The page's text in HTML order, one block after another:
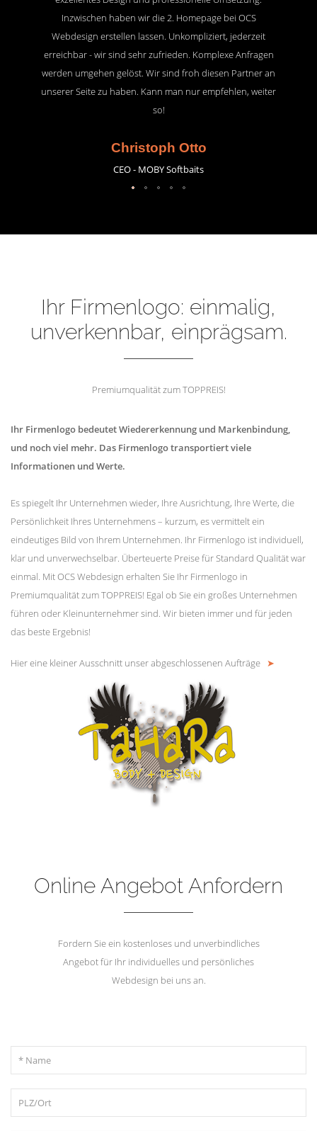
Inzwischen haben wir die 2. Homepage bei OCS
Webdesign erstellen lassen. Unkompliziert, jederzeit
erreichbar - wir sind sehr zufrieden. Komplexe Anfragen
werden umgehen gelöst. Wir sind froh diesen Partner an
unserer Seite zu haben. Kann man nur empfehlen, weiter
so!
Christoph Otto
CEO - MOBY Softbaits
Ihr Firmenlogo: einmalig,
unverkennbar, einprägsam.
Premiumqualität zum TOPPREIS!
Ihr Firmenlogo bedeutet Wiedererkennung und Markenbindung,
und noch viel mehr. Das Firmenlogo transportiert viele
Informationen und Werte.
Es spiegelt Ihr Unternehmen wieder, Ihre Ausrichtung, Ihre Werte, die
Persönlichkeit Ihres Unternehmens – kurzum, es vermittelt ein
eindeutiges Bild von Ihrem Unternehmen. Ihr Firmenlogo ist individuell,
klar und unverwechselbar. Überteuerte Preise für Standard Qualität war
einmal. Mit OCS Webdesign erhalten Sie Ihr Firmenlogo in
Premiumqualität zum TOPPREIS! Egal ob Sie ein großes Unternehmen
führen oder Kleinunternehmer sind. Wir bieten immer und für jeden
das beste Ergebnis!
Hier eine kleiner Ausschnitt unser abgeschlossenen Aufträge ➤
Online Angebot Anfordern
Fordern Sie ein kostenloses und unverbindliches
Angebot für Ihr individuelles und persönliches
Webdesign bei uns an.